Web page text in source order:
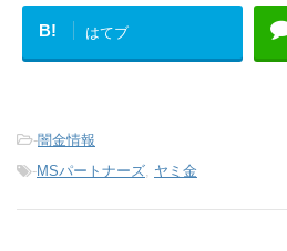
B! はてブ
-闇金情報
-MSパートナーズ, ヤミ金